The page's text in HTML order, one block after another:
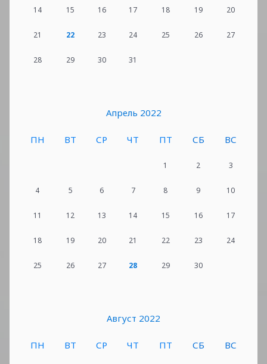
14 15 16 17 18 19 20
21 22 23 24 25 26 27
28 29 30 31
Апрель 2022
ПН ВТ СР ЧТ ПТ СБ ВС
1 2 3
4 5 6 7 8 9 10
11 12 13 14 15 16 17
18 19 20 21 22 23 24
25 26 27 28 29 30
Август 2022
ПН ВТ СР ЧТ ПТ СБ ВС